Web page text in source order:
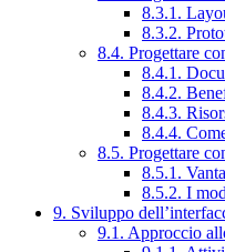
8.3.1.
8.3.2.
8.4. Progettare
8.4.1.
8.4.2.
8.4.3.
8.4.4.
8.5. Progettare
8.5.1.
8.5.2. I
9. Sviluppo
9.1. Approccio